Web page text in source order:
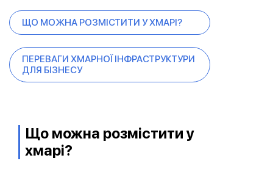
ЩО МОЖНА РОЗМІСТИТИ У ХМАРІ?
ПЕРЕВАГИ ХМАРНОЇ ІНФРАСТРУКТУРИ
ДЛЯ БІЗНЕСУ
Що можна розмістити у
хмарі?